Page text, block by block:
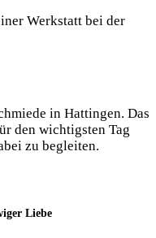
in Hattingen. Das
den wichtigsten Tag
zu begleiten.
Liebe